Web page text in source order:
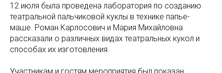
12 июля была проведена лаборатория по созданию
театральной пальчиковой куклы в технике папье-
маше. Роман Карлосович и Мария Михайловна
рассказали о различных видах театральных кукол и
способах их изготовления.